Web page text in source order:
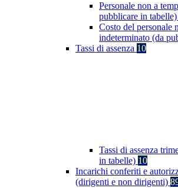
Personale non a
pubblicare in tabelle)
Costo del personale
indeterminato (da
Tassi di assenza 10
Tassi di assenza
in tabelle) 10
Incarichi conferiti e
(dirigenti e non dirigenti)